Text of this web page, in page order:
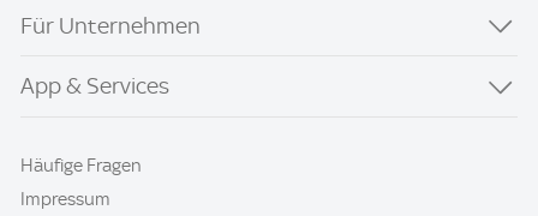
Für Unternehmen
App & Services
Häufige Fragen
Impressum